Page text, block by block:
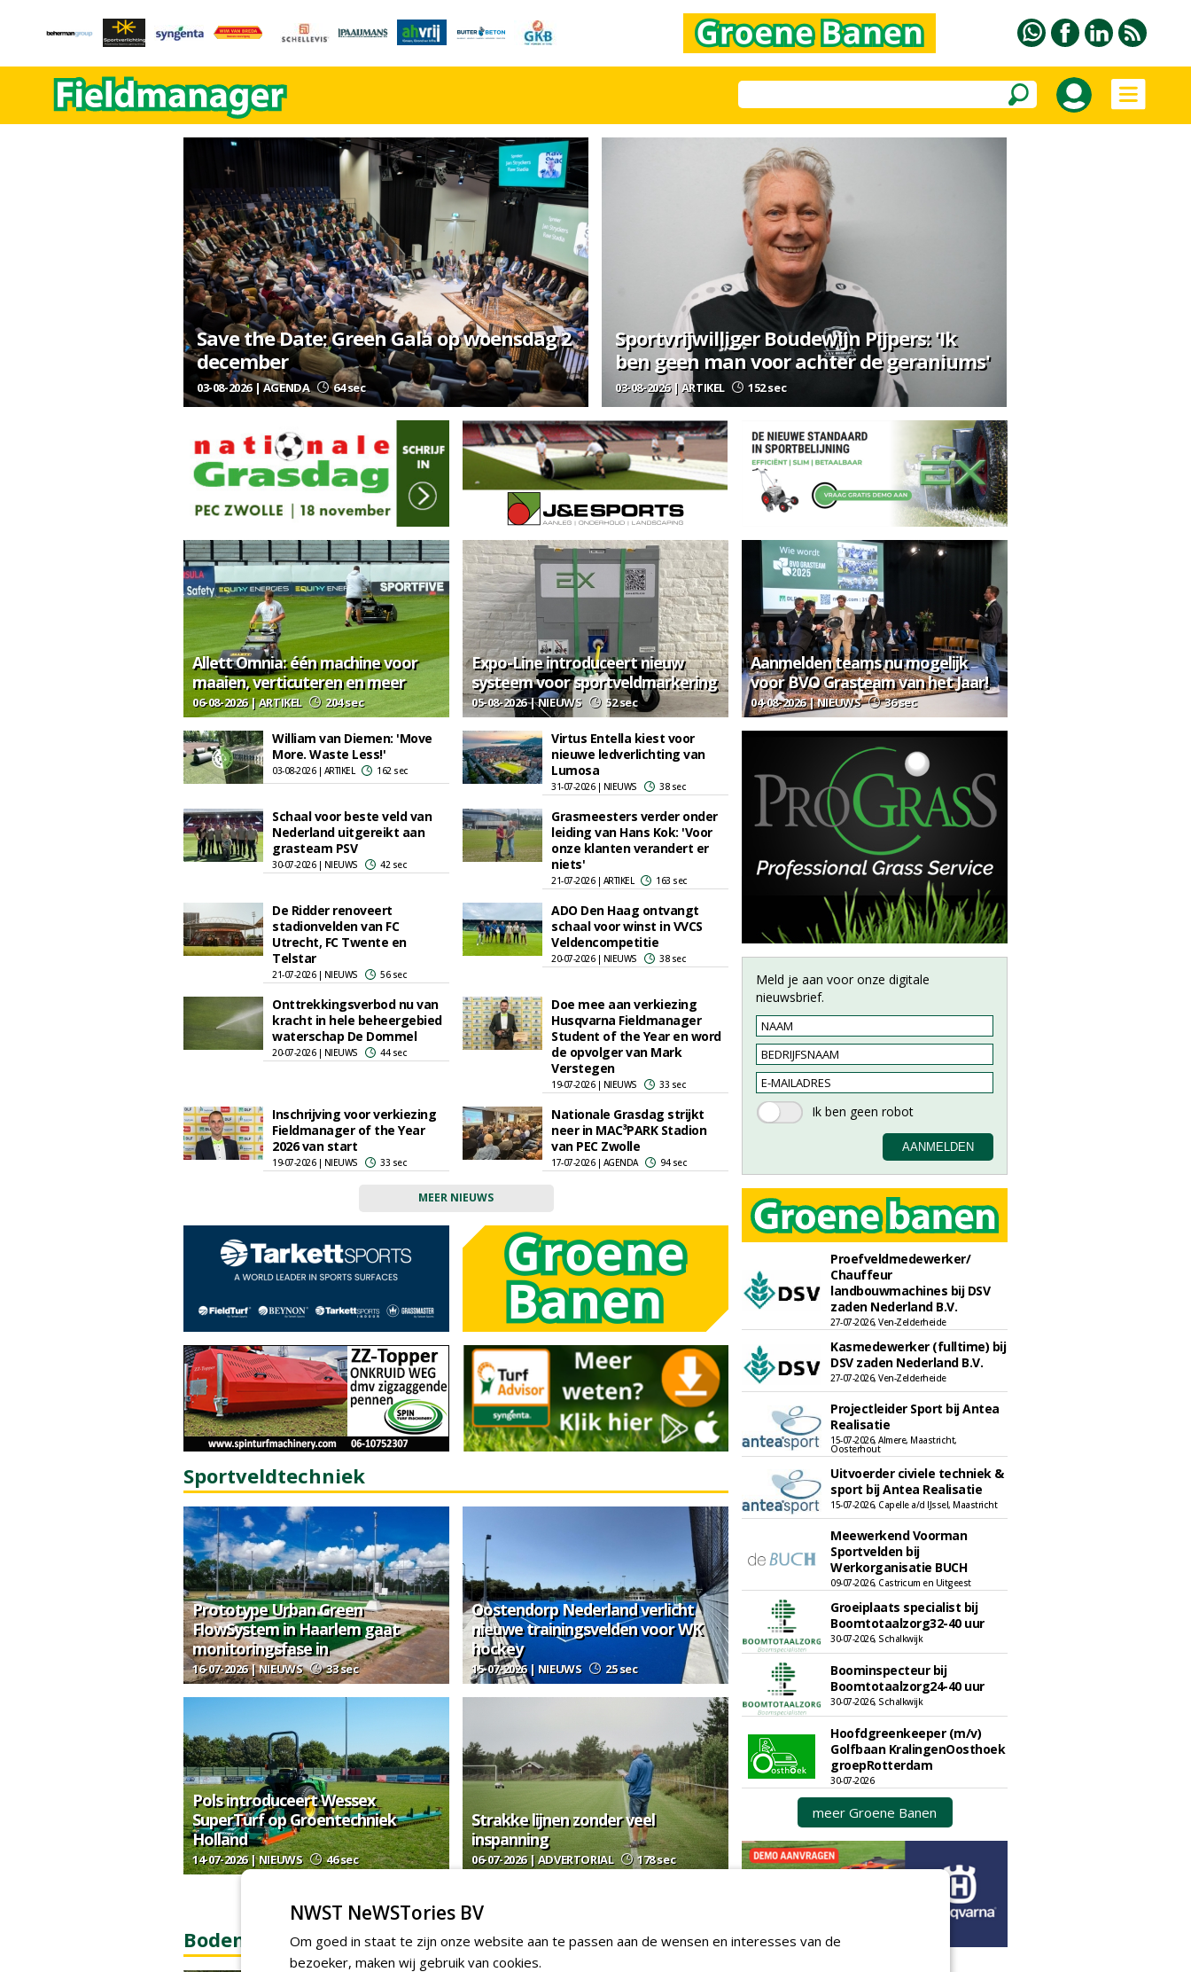
Save the Date: Green Gala op woensdag 2
december
03-08-2026 | AGENDA 64 sec
Sportvrijwilliger Boudewijn Pijpers: 'Ik
ben geen man voor achter de geraniums'
03-08-2026 | ARTIKEL 152 sec
Allett Omnia: één machine voor
maaien, verticuteren en meer
06-08-2026 | ARTIKEL 204 sec
Expo-Line introduceert nieuw
systeem voor sportveldmarkering
05-08-2026 | NIEUWS 52 sec
Aanmelden teams nu mogelijk
voor BVO Grasteam van het Jaar!
04-08-2026 | NIEUWS 36 sec
William van Diemen: 'Move
More. Waste Less!'
03-08-2026 | ARTIKEL 162 sec
Virtus Entella kiest voor
nieuwe ledverlichting van
Lumosa
31-07-2026 | NIEUWS 38 sec
Schaal voor beste veld van
Nederland uitgereikt aan
grasteam PSV
30-07-2026 | NIEUWS 42 sec
Grasmeesters verder onder
leiding van Hans Kok: 'Voor
onze klanten verandert er
niets'
21-07-2026 | ARTIKEL 163 sec
De Ridder renoveert
stadionvelden van FC
Utrecht, FC Twente en
Telstar
21-07-2026 | NIEUWS 56 sec
ADO Den Haag ontvangt
schaal voor winst in VVCS
Veldencompetitie
20-07-2026 | NIEUWS 38 sec
Onttrekkingsverbod nu van
kracht in hele beheergebied
waterschap De Dommel
20-07-2026 | NIEUWS 44 sec
Doe mee aan verkiezing
Husqvarna Fieldmanager
Student of the Year en word
de opvolger van Mark
Verstegen
19-07-2026 | NIEUWS 33 sec
Inschrijving voor verkiezing
Fieldmanager of the Year
2026 van start
19-07-2026 | NIEUWS 33 sec
Nationale Grasdag strijkt
neer in MAC³PARK Stadion
van PEC Zwolle
17-07-2026 | AGENDA 94 sec
MEER NIEUWS
Sportveldtechniek
Prototype Urban Green
FlowSystem in Haarlem gaat
monitoringsfase in
16-07-2026 | NIEUWS 33 sec
Oostendorp Nederland verlicht
nieuwe trainingsvelden voor WK
hockey
15-07-2026 | NIEUWS 25 sec
Pols introduceert Wessex
SuperTurf op Groentechniek
Holland
14-07-2026 | NIEUWS 46 sec
Strakke lijnen zonder veel
inspanning
06-07-2026 | ADVERTORIAL 178 sec
Bodem & bodembiologie
Meld je aan voor onze digitale
nieuwsbrief.
Proefveldmedewerker/
Chauffeur
landbouwmachines bij DSV
zaden Nederland B.V.
27-07-2026, Ven-Zelderheide
Kasmedewerker (fulltime) bij
DSV zaden Nederland B.V.
27-07-2026, Ven-Zelderheide
Projectleider Sport bij Antea
Realisatie
15-07-2026, Almere, Maastricht,
Oosterhout
Uitvoerder civiele techniek &
sport bij Antea Realisatie
15-07-2026, Capelle a/d IJssel, Maastricht
Meewerkend Voorman
Sportvelden bij
Werkorganisatie BUCH
09-07-2026, Castricum en Uitgeest
Groeiplaats specialist bij
Boomtotaalzorg32-40 uur
30-07-2026, Schalkwijk
Boominspecteur bij
Boomtotaalzorg24-40 uur
30-07-2026, Schalkwijk
Hoofdgreenkeeper (m/v)
Golfbaan KralingenOosthoek
groepRotterdam
30-07-2026
meer Groene Banen
NWST NeWSTories BV
Om goed in staat te zijn onze website aan te passen aan de wensen en interesses van de
bezoeker, maken wij gebruik van cookies.